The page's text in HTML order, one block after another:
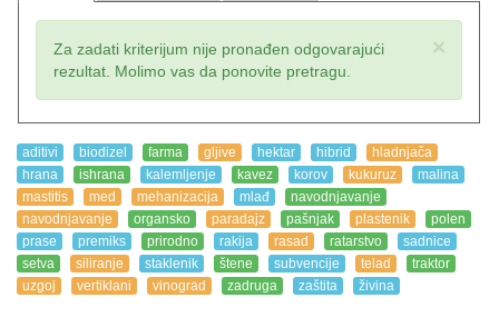
×
Za zadati kriterijum nije pronađen odgovarajući
rezultat. Molimo vas da ponovite pretragu.
aditivi biodizel farma gljive hektar hibrid
hladnjača
hrana
ishrana kalemljenje kavez korov kukuruz
malina
mastitis
med mehanizacija mlađ
navodnjavanje
navodnjavanje
organsko paradajz pašnjak plastenik
polen
prase
premiks prirodno rakija rasad ratarstvo
sadnice
setva
siliranje staklenik štene subvencije telad
traktor
uzgoj
vertiklani vinograd zadruga zaštita živina